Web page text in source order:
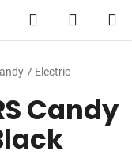
Hledat
KOŠÍK
7 Electric
Candy